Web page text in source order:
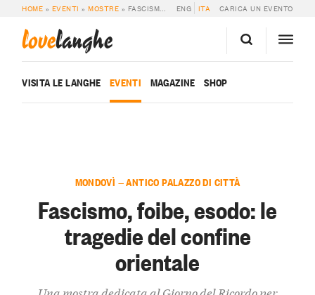
HOME » EVENTI »MOSTRE » FASCISMO, FOIBE, ESODO: LE TRAGEDIE DEL CONFINE ORIENTALE ENG ITA CARICA UN EVENTO
lovelanghe
VISITA LE LANGHE EVENTI MAGAZINE SHOP
MONDOVÌ — ANTICO PALAZZO DI CITTÀ
Fascismo, foibe, esodo: le
tragedie del confine
orientale